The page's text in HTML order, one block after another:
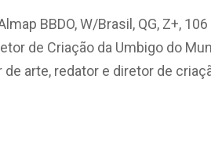
BBDO, W/Brasil, QG, Z+,
de Criação da Umbigo do
arte, redator e diretor de